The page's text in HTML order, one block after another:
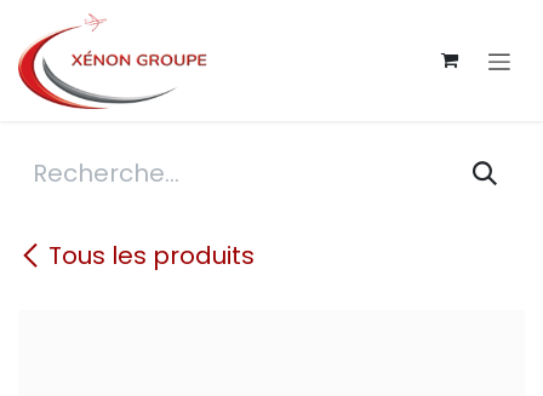
Se rendre au contenu
Tous les produits